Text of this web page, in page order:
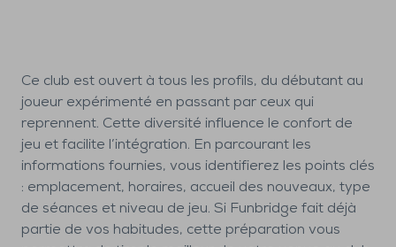
Ce club est ouvert à tous les profils, du débutant au
joueur expérimenté en passant par ceux qui
reprennent. Cette diversité influence le confort de
jeu et facilite l’intégration. En parcourant les
informations fournies, vous identifierez les points clés
: emplacement, horaires, accueil des nouveaux, type
de séances et niveau de jeu. Si Funbridge fait déjà
partie de vos habitudes, cette préparation vous